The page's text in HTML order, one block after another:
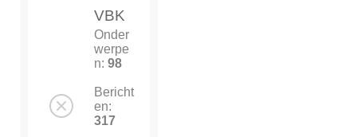
VBK
Onder
werpe
n: 98
Bericht
en:
317